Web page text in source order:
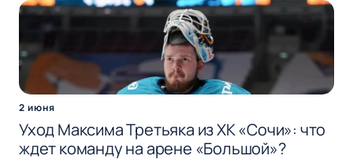
2 июня
Уход Максима Третьяка из ХК «Сочи»: что
ждет команду на арене «Большой»?